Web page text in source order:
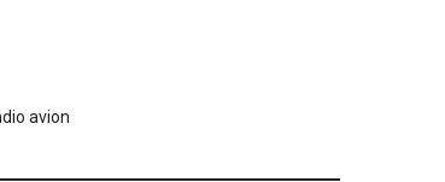
avion